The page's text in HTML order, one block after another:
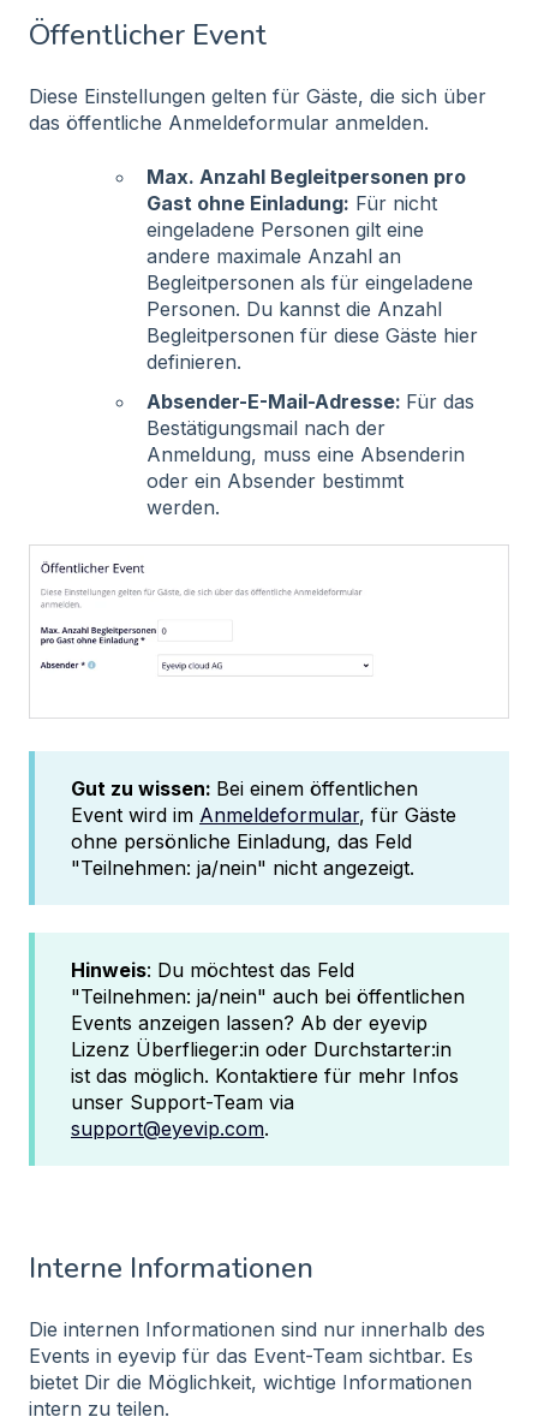
Öffentlicher Event
Diese Einstellungen gelten für Gäste, die sich über
das öffentliche Anmeldeformular anmelden.
Max. Anzahl Begleitpersonen pro
Gast ohne Einladung: Für nicht
eingeladene Personen gilt eine
andere maximale Anzahl an
Begleitpersonen als für eingeladene
Personen. Du kannst die Anzahl
Begleitpersonen für diese Gäste hier
definieren.
Absender-E-Mail-Adresse: Für das
Bestätigungsmail nach der
Anmeldung, muss eine Absenderin
oder ein Absender bestimmt
werden.
Gut zu wissen: Bei einem öffentlichen
Event wird im Anmeldeformular, für Gäste
ohne persönliche Einladung, das Feld
"Teilnehmen: ja/nein" nicht angezeigt.
Hinweis: Du möchtest das Feld
"Teilnehmen: ja/nein" auch bei öffentlichen
Events anzeigen lassen? Ab der eyevip
Lizenz Überflieger:in oder Durchstarter:in
ist das möglich. Kontaktiere für mehr Infos
unser Support-Team via
support@eyevip.com.
Interne Informationen
Die internen Informationen sind nur innerhalb des
Events in eyevip für das Event-Team sichtbar. Es
bietet Dir die Möglichkeit, wichtige Informationen
intern zu teilen.